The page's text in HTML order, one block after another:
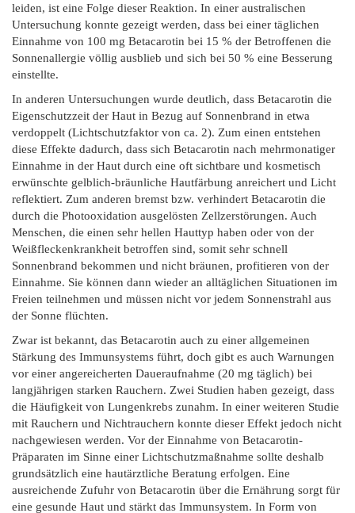
leiden, ist eine Folge dieser Reaktion. In einer australischen
Untersuchung konnte gezeigt werden, dass bei einer täglichen
Einnahme von 100 mg Betacarotin bei 15 % der Betroffenen die
Sonnenallergie völlig ausblieb und sich bei 50 % eine Besserung
einstellte.
In anderen Untersuchungen wurde deutlich, dass Betacarotin die
Eigenschutzzeit der Haut in Bezug auf Sonnenbrand in etwa
verdoppelt (Lichtschutzfaktor von ca. 2). Zum einen entstehen
diese Effekte dadurch, dass sich Betacarotin nach mehrmonatiger
Einnahme in der Haut durch eine oft sichtbare und kosmetisch
erwünschte gelblich-bräunliche Hautfärbung anreichert und Licht
reflektiert. Zum anderen bremst bzw. verhindert Betacarotin die
durch die Photooxidation ausgelösten Zellzerstörungen. Auch
Menschen, die einen sehr hellen Hauttyp haben oder von der
Weißfleckenkrankheit betroffen sind, somit sehr schnell
Sonnenbrand bekommen und nicht bräunen, profitieren von der
Einnahme. Sie können dann wieder an alltäglichen Situationen im
Freien teilnehmen und müssen nicht vor jedem Sonnenstrahl aus
der Sonne flüchten.
Zwar ist bekannt, das Betacarotin auch zu einer allgemeinen
Stärkung des Immunsystems führt, doch gibt es auch Warnungen
vor einer angereicherten Daueraufnahme (20 mg täglich) bei
langjährigen starken Rauchern. Zwei Studien haben gezeigt, dass
die Häufigkeit von Lungenkrebs zunahm. In einer weiteren Studie
mit Rauchern und Nichtrauchern konnte dieser Effekt jedoch nicht
nachgewiesen werden. Vor der Einnahme von Betacarotin-
Präparaten im Sinne einer Lichtschutzmaßnahme sollte deshalb
grundsätzlich eine hautärztliche Beratung erfolgen. Eine
ausreichende Zufuhr von Betacarotin über die Ernährung sorgt für
eine gesunde Haut und stärkt das Immunsystem. In Form von